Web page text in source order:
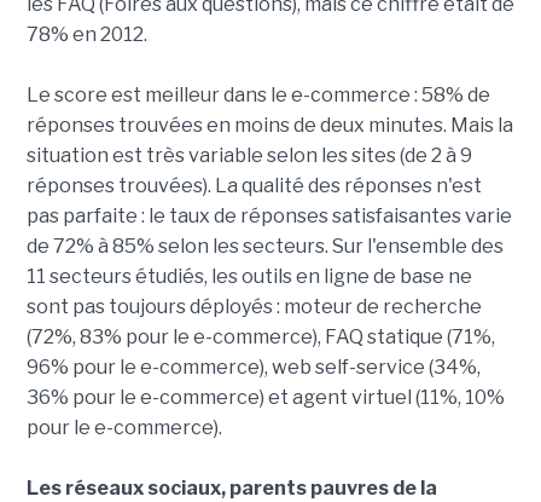
les FAQ (Foires aux questions), mais ce chiffre était de
78% en 2012.
Le score est meilleur dans le e-commerce : 58% de
réponses trouvées en moins de deux minutes. Mais la
situation est très variable selon les sites (de 2 à 9
réponses trouvées). La qualité des réponses n'est
pas parfaite : le taux de réponses satisfaisantes varie
de 72% à 85% selon les secteurs. Sur l'ensemble des
11 secteurs étudiés, les outils en ligne de base ne
sont pas toujours déployés : moteur de recherche
(72%, 83% pour le e-commerce), FAQ statique (71%,
96% pour le e-commerce), web self-service (34%,
36% pour le e-commerce) et agent virtuel (11%, 10%
pour le e-commerce).
Les réseaux sociaux, parents pauvres de la